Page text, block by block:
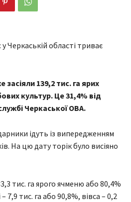
139,2 тис. га ярих
культур. Це 31,4% від
Черкаської ОВА.
ідуть із випередженням
На цю дату торік було висіяно
тис. га ярого ячменю або 80,4%
7,9 тис. га або 90,8%, вівса – 0,2